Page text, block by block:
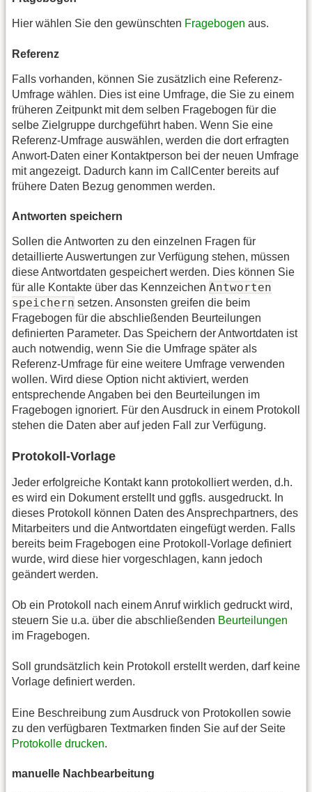
Hier wählen Sie den gewünschten Fragebogen aus.
Referenz
Falls vorhanden, können Sie zusätzlich eine Referenz-
Umfrage wählen. Dies ist eine Umfrage, die Sie zu einem
früheren Zeitpunkt mit dem selben Fragebogen für die
selbe Zielgruppe durchgeführt haben. Wenn Sie eine
Referenz-Umfrage auswählen, werden die dort erfragten
Anwort-Daten einer Kontaktperson bei der neuen Umfrage
mit angezeigt. Dadurch kann im CallCenter bereits auf
frühere Daten Bezug genommen werden.
Antworten speichern
Sollen die Antworten zu den einzelnen Fragen für
detaillierte Auswertungen zur Verfügung stehen, müssen
diese Antwortdaten gespeichert werden. Dies können Sie
für alle Kontakte über das Kennzeichen Antworten
speichern setzen. Ansonsten greifen die beim
Fragebogen für die abschließenden Beurteilungen
definierten Parameter. Das Speichern der Antwortdaten ist
auch notwendig, wenn Sie die Umfrage später als
Referenz-Umfrage für eine weitere Umfrage verwenden
wollen. Wird diese Option nicht aktiviert, werden
entsprechende Angaben bei den Beurteilungen im
Fragebogen ignoriert. Für den Ausdruck in einem Protokoll
stehen die Daten aber auf jeden Fall zur Verfügung.
Protokoll-Vorlage
Jeder erfolgreiche Kontakt kann protokolliert werden, d.h.
es wird ein Dokument erstellt und ggfls. ausgedruckt. In
dieses Protokoll können Daten des Ansprechpartners, des
Mitarbeiters und die Antwortdaten eingefügt werden. Falls
bereits beim Fragebogen eine Protokoll-Vorlage definiert
wurde, wird diese hier vorgeschlagen, kann jedoch
geändert werden.
Ob ein Protokoll nach einem Anruf wirklich gedruckt wird,
steuern Sie u.a. über die abschließenden Beurteilungen
im Fragebogen.
Soll grundsätzlich kein Protokoll erstellt werden, darf keine
Vorlage definiert werden.
Eine Beschreibung zum Ausdruck von Protokollen sowie
zu den verfügbaren Textmarken finden Sie auf der Seite
Protokolle drucken.
manuelle Nachbearbeitung